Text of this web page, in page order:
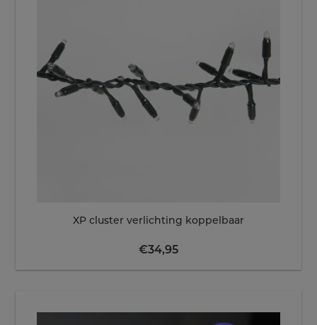
XP cluster verlichting koppelbaar
€34,95